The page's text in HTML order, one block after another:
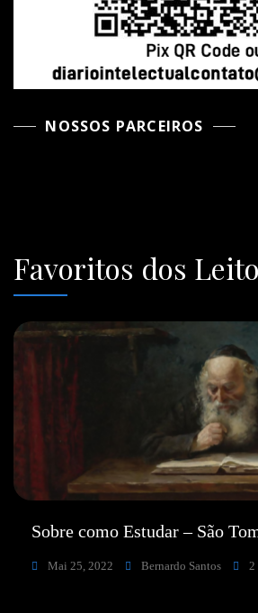
NOSSOS PARCEIROS
Favoritos dos
Sobre como Estudar – São
Mai 25, 2022 Bernardo Santos 2